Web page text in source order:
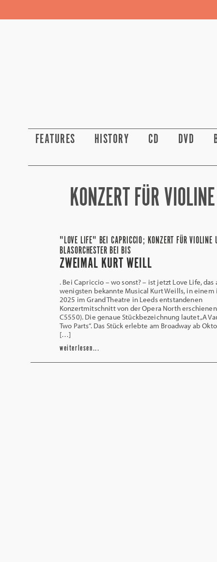
FEATURES HISTORY CD DVD
KONZERT FÜR
"LOVE LIFE" BEI CAPRICCIO; KONZERT FÜR VIOLINE
BLASORCHESTER BEI BIS
ZWEIMAL KURT WEILL
. Bei Capriccio – wo sonst? – ist jetzt Love Life, das
wenigsten bekannte Musical Kurt Weills, in einem
2025 im Grand Theatre in Leeds entstandenen
Konzertmitschnitt von der Opera North erschienen
C5550). Die genaue Stückbezeichnung lautet „A
Two Parts“. Das Stück erlebte am Broadway ab
[…]
weiterlesen...